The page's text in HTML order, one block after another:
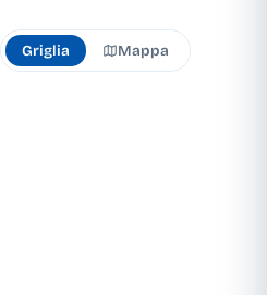
Griglia Mappa